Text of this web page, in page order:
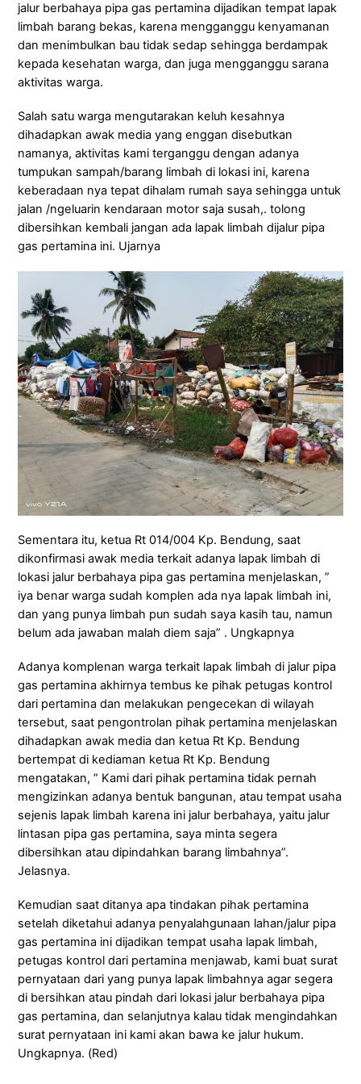
jalur berbahaya pipa gas pertamina dijadikan tempat lapak
limbah barang bekas, karena mengganggu kenyamanan
dan menimbulkan bau tidak sedap sehingga berdampak
kepada kesehatan warga, dan juga mengganggu sarana
aktivitas warga.
Salah satu warga mengutarakan keluh kesahnya
dihadapkan awak media yang enggan disebutkan
namanya, aktivitas kami terganggu dengan adanya
tumpukan sampah/barang limbah di lokasi ini, karena
keberadaan nya tepat dihalam rumah saya sehingga untuk
jalan /ngeluarin kendaraan motor saja susah,. tolong
dibersihkan kembali jangan ada lapak limbah dijalur pipa
gas pertamina ini. Ujarnya
Sementara itu, ketua Rt 014/004 Kp. Bendung, saat
dikonfirmasi awak media terkait adanya lapak limbah di
lokasi jalur berbahaya pipa gas pertamina menjelaskan, ”
iya benar warga sudah komplen ada nya lapak limbah ini,
dan yang punya limbah pun sudah saya kasih tau, namun
belum ada jawaban malah diem saja” . Ungkapnya
Adanya komplenan warga terkait lapak limbah di jalur pipa
gas pertamina akhirnya tembus ke pihak petugas kontrol
dari pertamina dan melakukan pengecekan di wilayah
tersebut, saat pengontrolan pihak pertamina menjelaskan
dihadapkan awak media dan ketua Rt Kp. Bendung
bertempat di kediaman ketua Rt Kp. Bendung
mengatakan, ” Kami dari pihak pertamina tidak pernah
mengizinkan adanya bentuk bangunan, atau tempat usaha
sejenis lapak limbah karena ini jalur berbahaya, yaitu jalur
lintasan pipa gas pertamina, saya minta segera
dibersihkan atau dipindahkan barang limbahnya”.
Jelasnya.
Kemudian saat ditanya apa tindakan pihak pertamina
setelah diketahui adanya penyalahgunaan lahan/jalur pipa
gas pertamina ini dijadikan tempat usaha lapak limbah,
petugas kontrol dari pertamina menjawab, kami buat surat
pernyataan dari yang punya lapak limbahnya agar segera
di bersihkan atau pindah dari lokasi jalur berbahaya pipa
gas pertamina, dan selanjutnya kalau tidak mengindahkan
surat pernyataan ini kami akan bawa ke jalur hukum.
Ungkapnya. (Red)